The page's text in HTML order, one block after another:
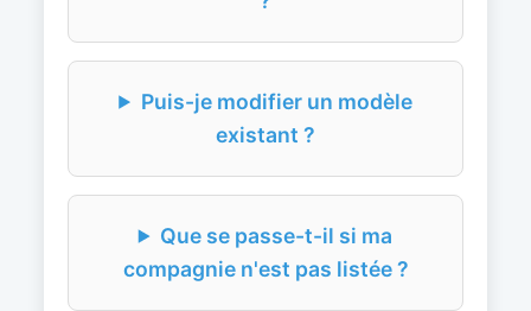
Puis-je modifier un modèle
existant ?
Que se passe-t-il si ma
compagnie n'est pas listée ?